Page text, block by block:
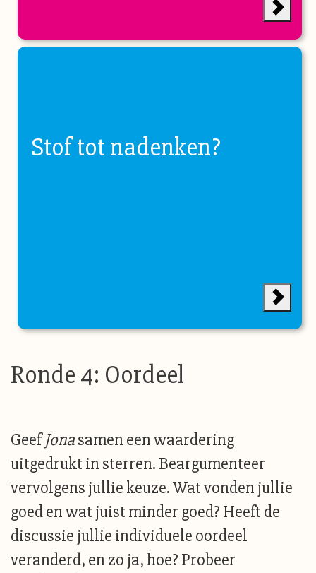
Stof tot nadenken?
Ronde 4: Oordeel
GeefJonasamen een waardering
uitgedrukt in sterren. Beargumenteer
vervolgens jullie keuze. Wat vonden jullie
goed en wat juist minder goed? Heeft de
discussie jullie individuele oordeel
veranderd, en zo ja, hoe? Probeer